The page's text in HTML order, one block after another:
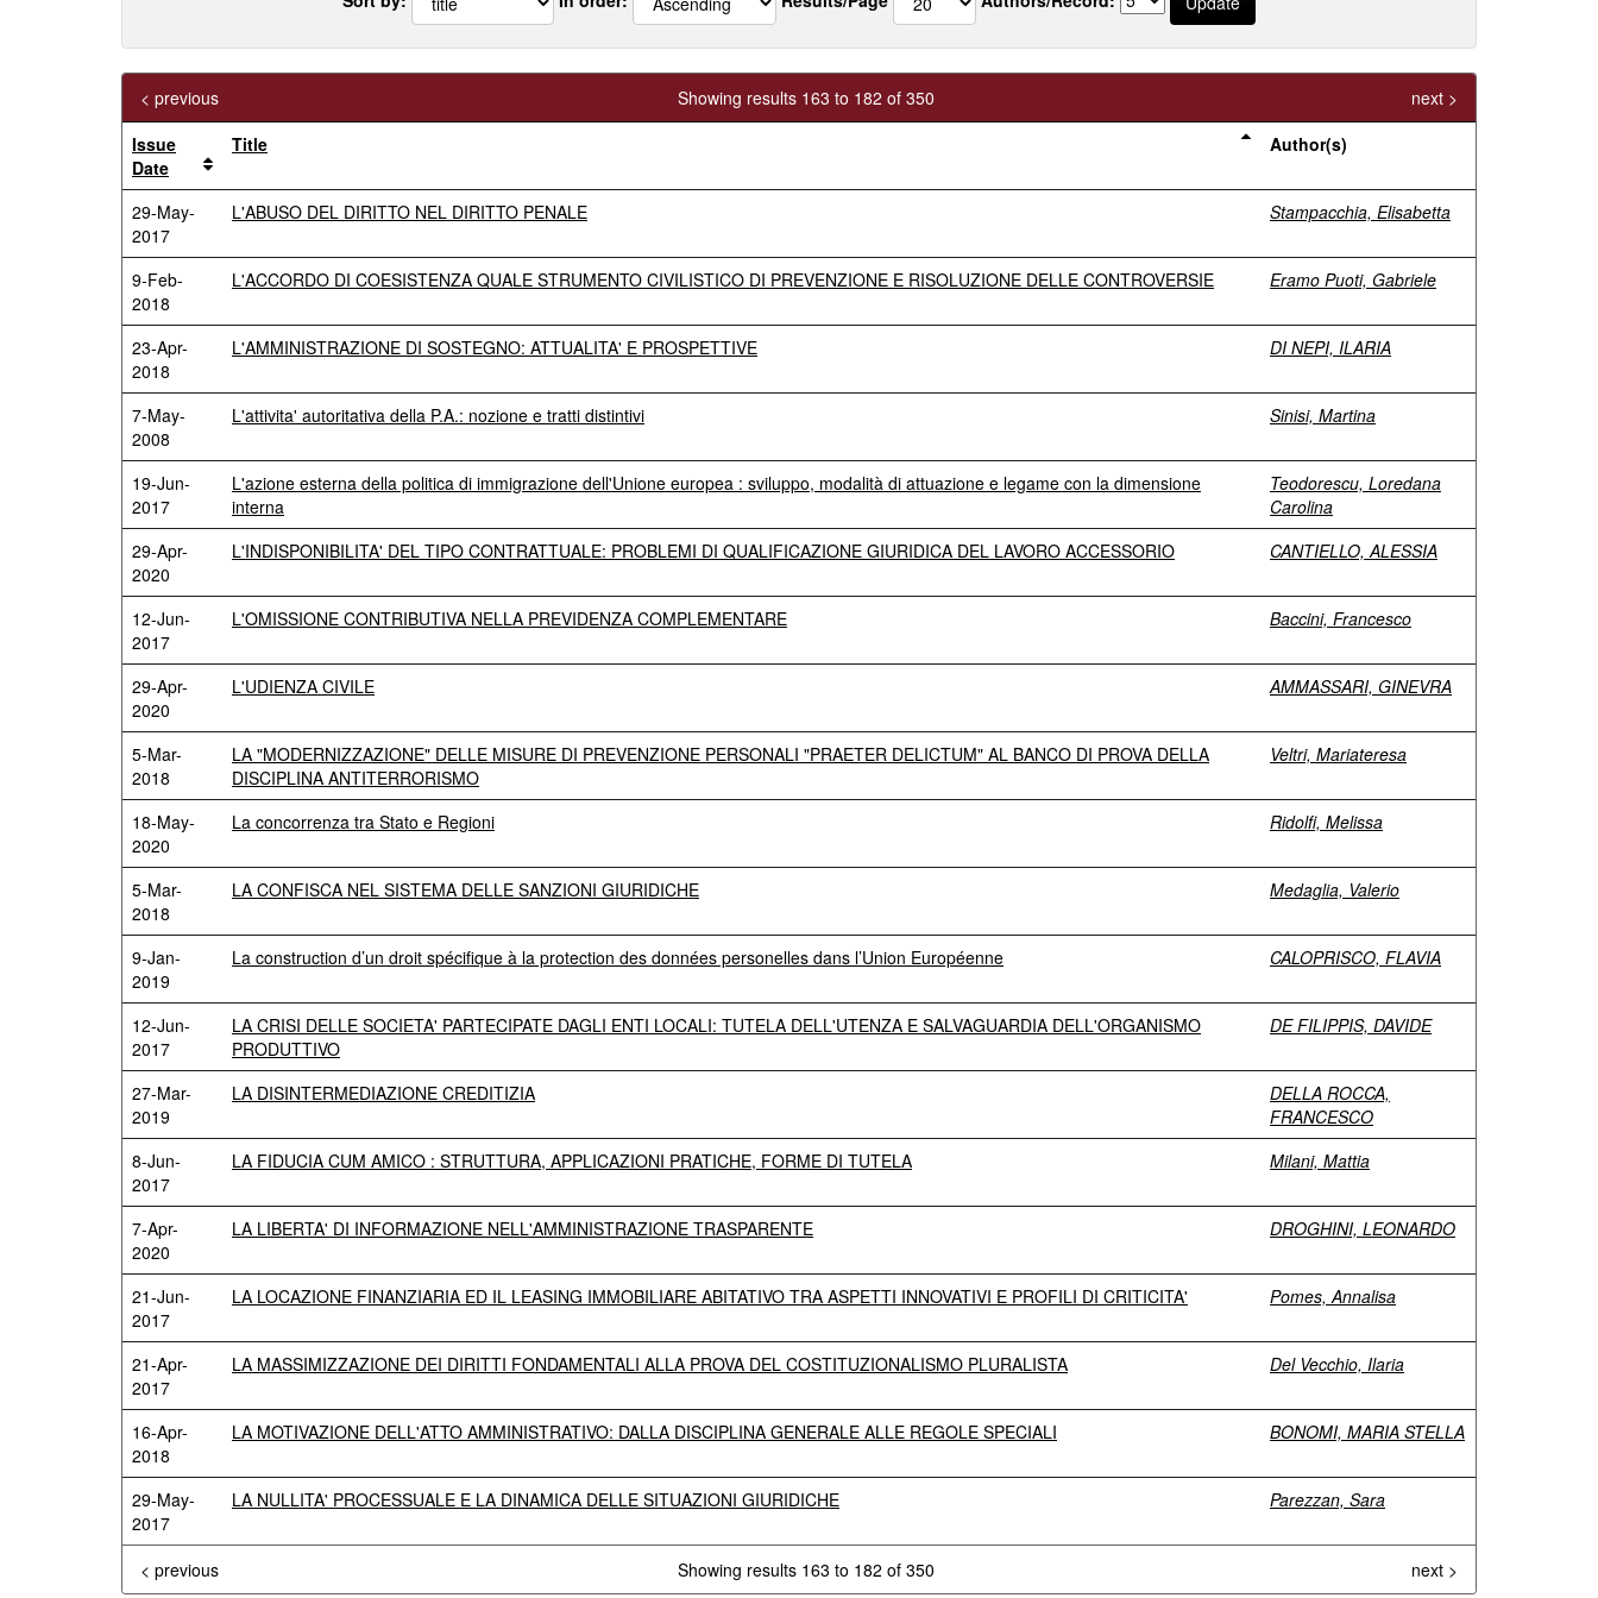
Showing results 163 to 182 of 350
< previous
next >
Issue
Date
Title Author(s)
29-May-
2017
L'ABUSO DEL DIRITTO NEL DIRITTO PENALE Stampacchia, Elisabetta
9-Feb-
2018
L'ACCORDO DI COESISTENZA QUALE STRUMENTO CIVILISTICO DI PREVENZIONE E RISOLUZIONE DELLE CONTROVERSIE Eramo Puoti, Gabriele
23-Apr-
2018
L'AMMINISTRAZIONE DI SOSTEGNO: ATTUALITA' E PROSPETTIVE DI NEPI, ILARIA
7-May-
2008
L'attivita' autoritativa della P.A.: nozione e tratti distintivi Sinisi, Martina
19-Jun-
2017
L'azione esterna della politica di immigrazione dell'Unione europea : sviluppo, modalità di attuazione e legame con la dimensione
interna
Teodorescu, Loredana
Carolina
29-Apr-
2020
L'INDISPONIBILITA' DEL TIPO CONTRATTUALE: PROBLEMI DI QUALIFICAZIONE GIURIDICA DEL LAVORO ACCESSORIO CANTIELLO, ALESSIA
12-Jun-
2017
L'OMISSIONE CONTRIBUTIVA NELLA PREVIDENZA COMPLEMENTARE Baccini, Francesco
29-Apr-
2020
L'UDIENZA CIVILE AMMASSARI, GINEVRA
5-Mar-
2018
LA "MODERNIZZAZIONE" DELLE MISURE DI PREVENZIONE PERSONALI "PRAETER DELICTUM" AL BANCO DI PROVA DELLA
DISCIPLINA ANTITERRORISMO
Veltri, Mariateresa
18-May-
2020
La concorrenza tra Stato e Regioni Ridolfi, Melissa
5-Mar-
2018
LA CONFISCA NEL SISTEMA DELLE SANZIONI GIURIDICHE Medaglia, Valerio
9-Jan-
2019
La construction d’un droit spécifique à la protection des données personelles dans l’Union Européenne CALOPRISCO, FLAVIA
12-Jun-
2017
LA CRISI DELLE SOCIETA' PARTECIPATE DAGLI ENTI LOCALI: TUTELA DELL'UTENZA E SALVAGUARDIA DELL'ORGANISMO
PRODUTTIVO
DE FILIPPIS, DAVIDE
27-Mar-
2019
LA DISINTERMEDIAZIONE CREDITIZIA
DELLA ROCCA,
FRANCESCO
8-Jun-
2017
LA FIDUCIA CUM AMICO : STRUTTURA, APPLICAZIONI PRATICHE, FORME DI TUTELA Milani, Mattia
7-Apr-
2020
LA LIBERTA' DI INFORMAZIONE NELL'AMMINISTRAZIONE TRASPARENTE DROGHINI, LEONARDO
21-Jun-
2017
LA LOCAZIONE FINANZIARIA ED IL LEASING IMMOBILIARE ABITATIVO TRA ASPETTI INNOVATIVI E PROFILI DI CRITICITA' Pomes, Annalisa
21-Apr-
2017
LA MASSIMIZZAZIONE DEI DIRITTI FONDAMENTALI ALLA PROVA DEL COSTITUZIONALISMO PLURALISTA Del Vecchio, Ilaria
16-Apr-
2018
LA MOTIVAZIONE DELL'ATTO AMMINISTRATIVO: DALLA DISCIPLINA GENERALE ALLE REGOLE SPECIALI BONOMI, MARIA STELLA
29-May-
2017
LA NULLITA' PROCESSUALE E LA DINAMICA DELLE SITUAZIONI GIURIDICHE Parezzan, Sara
Showing results 163 to 182 of 350
< previous next >